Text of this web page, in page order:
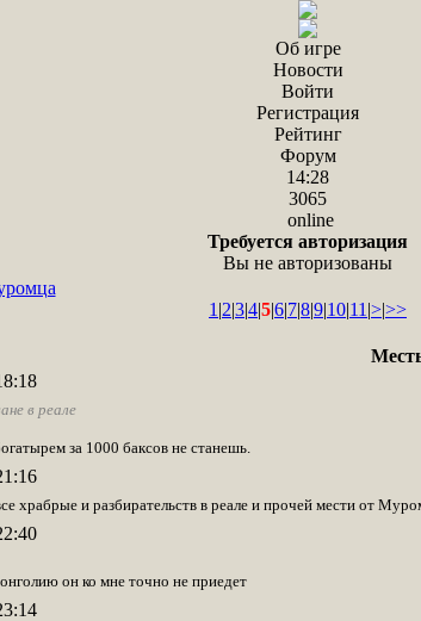
Об игре
Новости
Войти
Регистрация
Рейтинг
Форум
14:28
3065
online
Требуется авторизация
Вы не авторизованы
1 |2|3|4|5|6|7|8|9|10|11 |>|>>
в реале
за 1000 баксов не станешь.
храбрые и разбирательств в реале и прочей мести от
он ко мне точно не приедет